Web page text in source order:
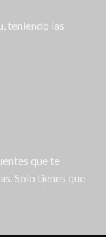
teniendo las
que te
Solo tienes que